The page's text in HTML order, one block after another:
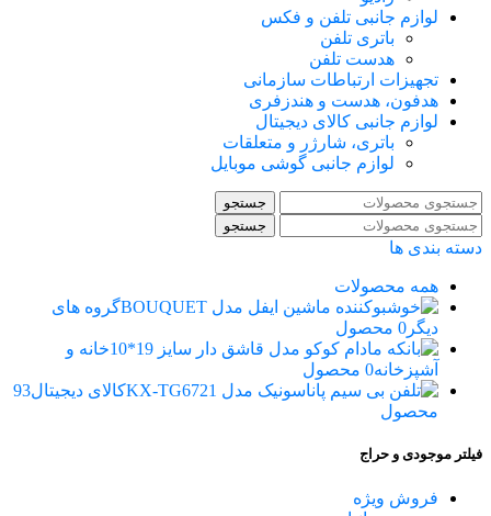
لوازم جانبی تلفن و فکس
باتری تلفن
هدست تلفن
تجهیزات ارتباطات سازمانی
هدفون، هدست و هندزفری
لوازم جانبی کالای دیجیتال
باتری، شارژر و متعلقات
لوازم جانبی گوشی موبایل
جستجو
جستجو
دسته بندی ها
همه محصولات
گروه های
دیگر 0 محصول
خانه و
آشپزخانه0 محصول
کالای دیجیتال93
محصول
فیلتر موجودی و حراج
فروش ویژه